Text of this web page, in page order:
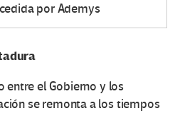
por Ademys
entre el Gobierno y los
se remonta a los tiempos